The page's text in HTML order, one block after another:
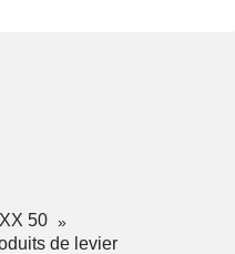
50
de levier